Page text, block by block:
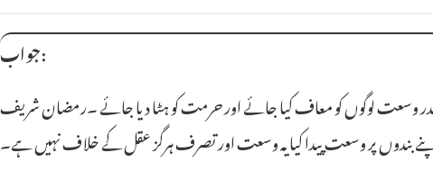
جواب:
وسعت لوگوں کو معاف کیا جائے اور حرمت کو ہٹا دیا جائے ۔رمضان شریف
بندوں پر وسعت پیدا کیا یہ وسعت اور تصرف ہرگز عقل کے خلاف نہیں ہے۔